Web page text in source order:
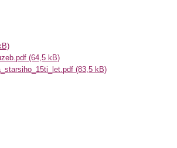
(64,5 kB)
(83,5 kB)